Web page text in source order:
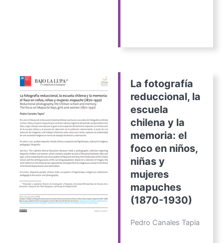
La fotografía
reduccional, la
escuela
chilena y la
memoria: el
foco en niños,
niñas y
mujeres
mapuches
(1870-1930)
Pedro Canales Tapia